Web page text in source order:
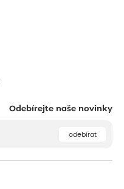
Odebírejte naše novinky
odebírat